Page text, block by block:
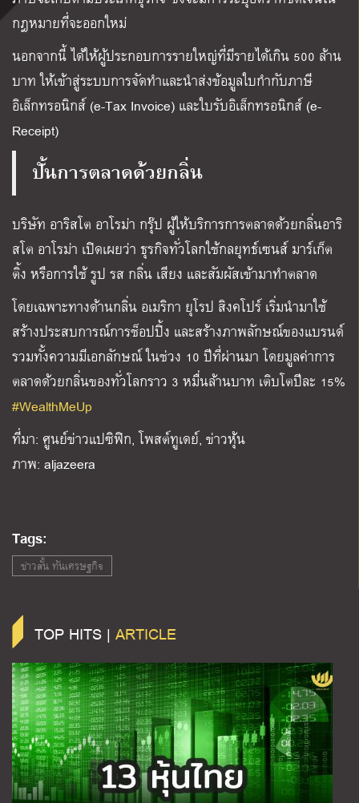
กฎหมายที่จะออกใหม่
นอกจากนี้ ได้ให้ผู้ประกอบการรายใหญ่ที่มีรายได้เกิน 500 ล้าน
บาท ให้เข้าสู่ระบบการจัดทำและนำส่งข้อมูลใบกำกับภาษี
อิเล็กทรอนิกส์ (e-Tax Invoice) และใบรับอิเล็กทรอนิกส์ (e-
Receipt)
ปั้นการตลาดด้วยกลิ่น
บริษัท อาริสโต อาโรม่า กรุ๊ป ผู้ให้บริการการตลาดด้วยกลิ่นอาริ
สโต อาโรม่า เปิดเผยว่า ธุรกิจทั่วโลกใช้กลยุทธ์เซนส์ มาร์เก็ต
ติ้ง หรือการใช้ รูป รส กลิ่น เสียง และสัมผัสเข้ามาทำตลาด
โดยเฉพาะทางด้านกลิ่น อเมริกา ยุโรป สิงคโปร์ เริ่มนำมาใช้
สร้างประสบการณ์การช็อปปิ้ง และสร้างภาพลักษณ์ของแบรนด์
รวมทั้งความมีเอกลักษณ์ ในช่วง 10 ปีที่ผ่านมา โดยมูลค่าการ
ตลาดด้วยกลิ่นของทั่วโลกราว 3 หมื่นล้านบาท เติบโตปีละ 15%
#WealthMeUp
ที่มา: ศูนย์ข่าวแปซิฟิก, โพสต์ทูเดย์, ข่าวหุ้น
ภาพ: aljazeera
Tags:
ข่าวสั้น ทันเศรษฐกิจ
TOP HITS | ARTICLE